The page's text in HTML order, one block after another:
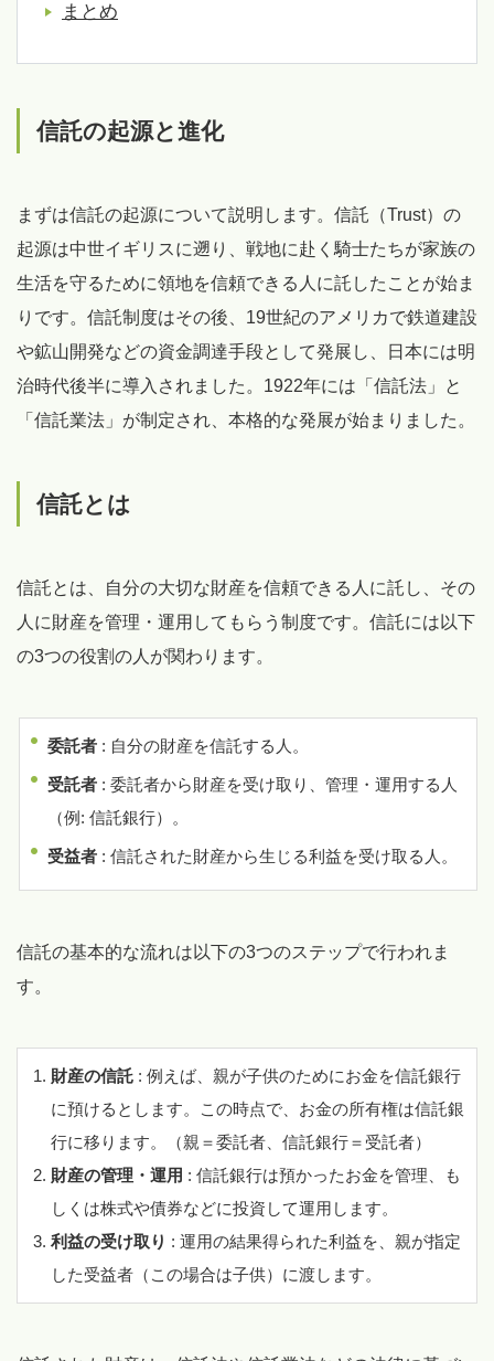
まとめ
信託の起源と進化
まずは信託の起源について説明します。信託（Trust）の
起源は中世イギリスに遡り、戦地に赴く騎士たちが家族の
生活を守るために領地を信頼できる人に託したことが始ま
りです。信託制度はその後、19世紀のアメリカで鉄道建設
や鉱山開発などの資金調達手段として発展し、日本には明
治時代後半に導入されました。1922年には「信託法」と
「信託業法」が制定され、本格的な発展が始まりました。
信託とは
信託とは、自分の大切な財産を信頼できる人に託し、その
人に財産を管理・運用してもらう制度です。信託には以下
の3つの役割の人が関わります。
委託者 : 自分の財産を信託する人。
受託者 : 委託者から財産を受け取り、管理・運用する人
（例: 信託銀行）。
受益者 : 信託された財産から生じる利益を受け取る人。
信託の基本的な流れは以下の3つのステップで行われま
す。
財産の信託 : 例えば、親が子供のためにお金を信託銀行
に預けるとします。この時点で、お金の所有権は信託銀
行に移ります。（親＝委託者、信託銀行＝受託者）
財産の管理・運用 : 信託銀行は預かったお金を管理、も
しくは株式や債券などに投資して運用します。
利益の受け取り : 運用の結果得られた利益を、親が指定
した受益者（この場合は子供）に渡します。